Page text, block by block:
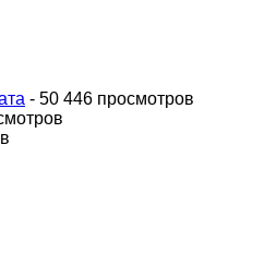
- 50 446 просмотров